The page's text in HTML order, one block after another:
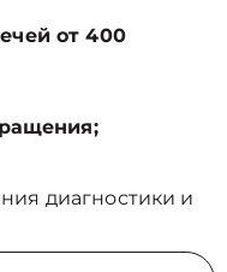
от 400
диагностики и